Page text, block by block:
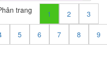
trang 1 2 3
5 6 7 8 9